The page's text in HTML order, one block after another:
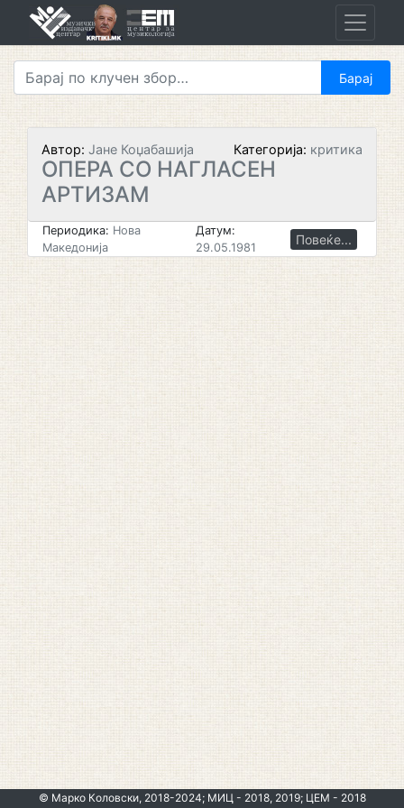
Автор: Јане Коџабашија Категорија: критика
ОПЕРА СО НАГЛАСЕН
АРТИЗАМ
Периодика: Нова
Македонија
Датум:
29.05.1981
Повеќе...
© Марко Коловски, 2018-2024; МИЦ - 2018, 2019; ЦЕМ - 2018